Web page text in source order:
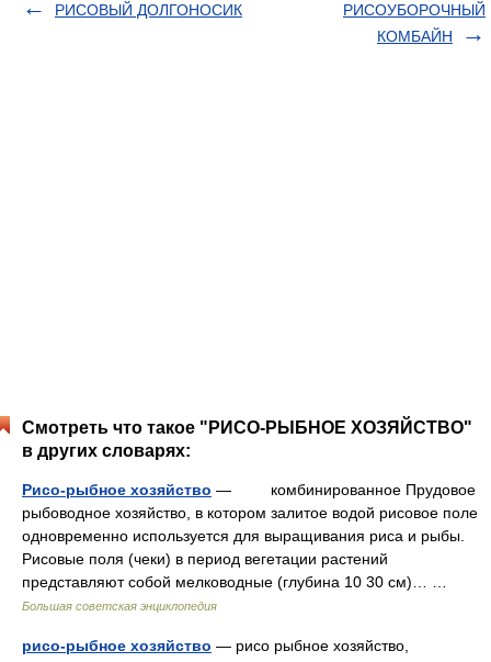
РИСОВЫЙ ДОЛГОНОСИК
РИСОУБОРОЧНЫЙ
КОМБАЙН
Смотреть что такое "РИСО-РЫБНОЕ ХОЗЯЙСТВО"
в других словарях:
Рисо-рыбное хозяйство — комбинированное Прудовое
рыбоводное хозяйство, в котором залитое водой рисовое поле
одновременно используется для выращивания риса и рыбы.
Рисовые поля (чеки) в период вегетации растений
представляют собой мелководные (глубина 10 30 см)… …
Большая советская энциклопедия
рисо-рыбное хозяйство — рисо рыбное хозяйство,